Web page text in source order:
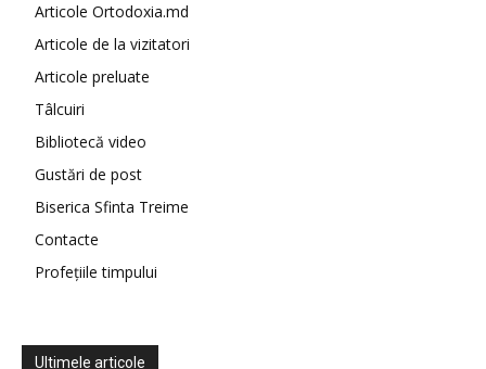
Articole Ortodoxia.md
Articole de la vizitatori
Articole preluate
Tâlcuiri
Bibliotecă video
Gustări de post
Biserica Sfinta Treime
Contacte
Profețiile timpului
Ultimele articole